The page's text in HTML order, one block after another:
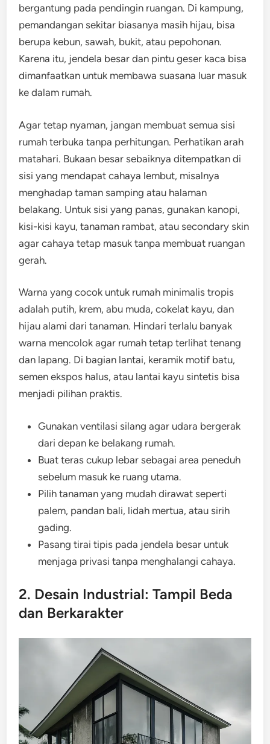
bergantung pada pendingin ruangan. Di kampung,
pemandangan sekitar biasanya masih hijau, bisa
berupa kebun, sawah, bukit, atau pepohonan.
Karena itu, jendela besar dan pintu geser kaca bisa
dimanfaatkan untuk membawa suasana luar masuk
ke dalam rumah.
Agar tetap nyaman, jangan membuat semua sisi
rumah terbuka tanpa perhitungan. Perhatikan arah
matahari. Bukaan besar sebaiknya ditempatkan di
sisi yang mendapat cahaya lembut, misalnya
menghadap taman samping atau halaman
belakang. Untuk sisi yang panas, gunakan kanopi,
kisi-kisi kayu, tanaman rambat, atau secondary skin
agar cahaya tetap masuk tanpa membuat ruangan
gerah.
Warna yang cocok untuk rumah minimalis tropis
adalah putih, krem, abu muda, cokelat kayu, dan
hijau alami dari tanaman. Hindari terlalu banyak
warna mencolok agar rumah tetap terlihat tenang
dan lapang. Di bagian lantai, keramik motif batu,
semen ekspos halus, atau lantai kayu sintetis bisa
menjadi pilihan praktis.
Gunakan ventilasi silang agar udara bergerak
dari depan ke belakang rumah.
Buat teras cukup lebar sebagai area peneduh
sebelum masuk ke ruang utama.
Pilih tanaman yang mudah dirawat seperti
palem, pandan bali, lidah mertua, atau sirih
gading.
Pasang tirai tipis pada jendela besar untuk
menjaga privasi tanpa menghalangi cahaya.
2. Desain Industrial: Tampil Beda
dan Berkarakter